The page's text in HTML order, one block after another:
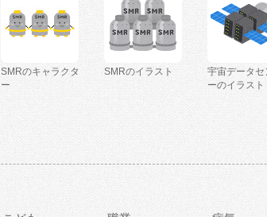
SMRのキャラクタ
ー
SMRのイラスト
宇宙データセ
ーのイラスト